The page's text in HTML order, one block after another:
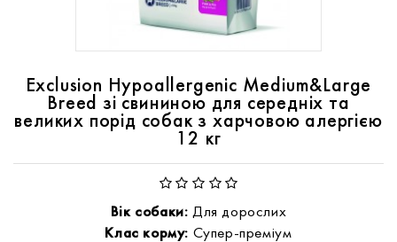
Exclusion Hypoallergenic Medium&Large
Breed зі свининою для середніх та
великих порід собак з харчовою алергією
12 кг
Вік собаки: Для дорослих
Клас корму: Супер-преміум